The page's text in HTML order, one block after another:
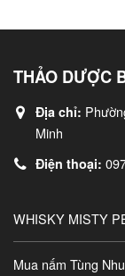
THẢO DƯỢC
Địa chỉ:
Minh
Điện thoại:
WHISKY MISTY
Mua nấm Tùng